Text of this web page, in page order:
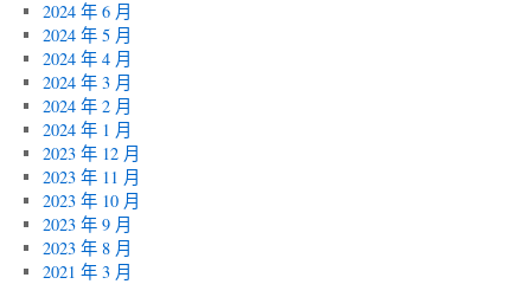
2024 年 6 月
2024 年 5 月
2024 年 4 月
2024 年 3 月
2024 年 2 月
2024 年 1 月
2023 年 12 月
2023 年 11 月
2023 年 10 月
2023 年 9 月
2023 年 8 月
2021 年 3 月